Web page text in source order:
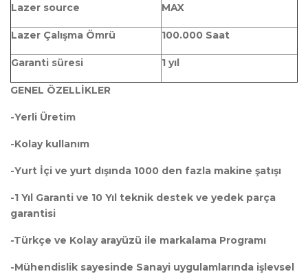
Lazer source MAX
Lazer Çalışma Ömrü 100.000 Saat
Garanti süresi 1 yıl
GENEL ÖZELLİKLER
-Yerli Üretim
-Kolay kullanım
-Yurt İçi ve yurt dışında 1000 den fazla makine şatışı
-1 Yıl Garanti ve 10 Yıl teknik destek ve yedek parça
garantisi
-Türkçe ve Kolay arayüzü ile markalama Programı
-Mühendislik sayesinde Sanayi uygulamlarında işlevsel